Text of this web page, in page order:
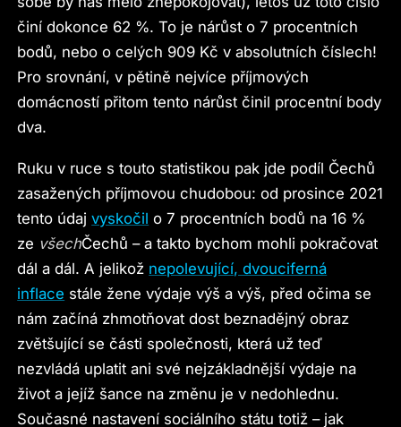
činí dokonce 62 %. To je nárůst o 7 procentních
bodů, nebo o celých 909 Kč v absolutních číslech!
Pro srovnání, v pětině nejvíce příjmových
domácností přitom tento nárůst činil procentní body
dva.
Ruku v ruce s touto statistikou pak jde podíl Čechů
zasažených příjmovou chudobou: od prosince 2021
tento údajvyskočil o 7 procentních bodů na 16 %
ze všechČechů – a takto bychom mohli pokračovat
dál a dál. A jelikož nepolevující, dvouciferná
inflace stále žene výdaje výš a výš, před očima se
nám začíná zhmotňovat dost beznadějný obraz
zvětšující se části společnosti, která už teď
nezvládá uplatit ani své nejzákladnější výdaje na
život a jejíž šance na změnu je v nedohlednu.
Současné nastavení sociálního státu totiž – jak